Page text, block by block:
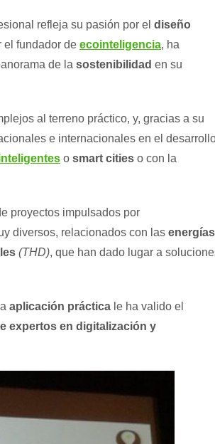
refleja su pasión por el diseño
el fundador de ecointeligencia, ha
de la sostenibilidad en su
al terreno práctico, y, gracias a su
e internacionales en el
o smart cities o con la
proyectos impulsados por
diversos, relacionados con las energías
(THD), que han dado lugar a
aplicación práctica le ha valido el
expertos en digitalización y